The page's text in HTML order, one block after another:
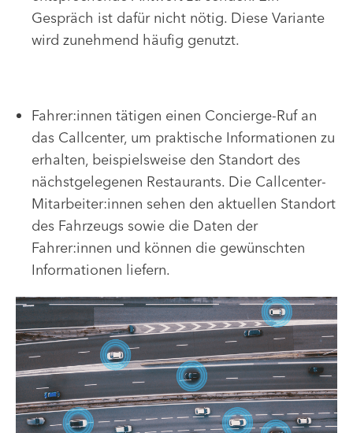
Gespräch ist dafür nicht nötig. Diese Variante
wird zunehmend häufig genutzt.
Fahrer:innen tätigen einen Concierge-Ruf an
das Callcenter, um praktische Informationen zu
erhalten, beispielsweise den Standort des
nächstgelegenen Restaurants. Die Callcenter-
Mitarbeiter:innen sehen den aktuellen Standort
des Fahrzeugs sowie die Daten der
Fahrer:innen und können die gewünschten
Informationen liefern.